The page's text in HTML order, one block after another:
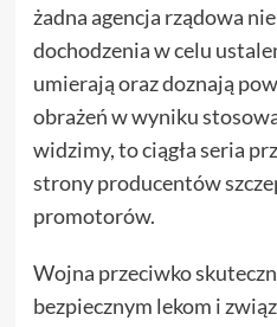
żadna agencja rządowa
dochodzenia w celu
umierają oraz doznają
obrażeń w wyniku
widzimy, to ciągła seria
strony producentów
promotorów.
Wojna przeciwko
bezpiecznym lekom i